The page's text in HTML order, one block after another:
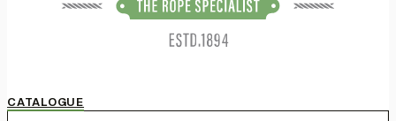
CATALOGUE